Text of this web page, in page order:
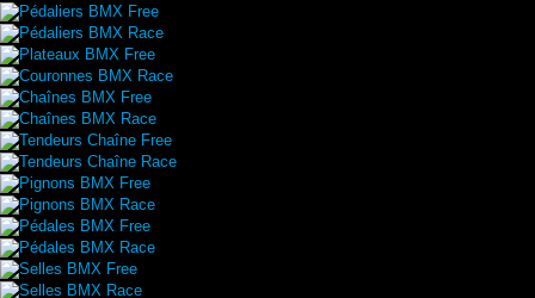
Pédaliers BMX Free
Pédaliers BMX Race
Plateaux BMX Free
Couronnes BMX Race
Chaînes BMX Free
Chaînes BMX Race
Tendeurs Chaîne Free
Tendeurs Chaîne Race
Pignons BMX Free
Pignons BMX Race
Pédales BMX Free
Pédales BMX Race
Selles BMX Free
Selles BMX Race